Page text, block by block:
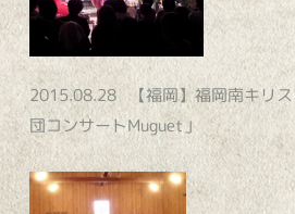
2015.08.28 【福岡】福岡南キリ
団コンサートMuguet」